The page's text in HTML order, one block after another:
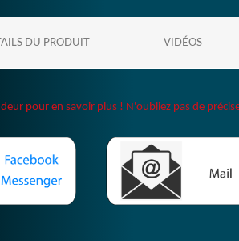
DU PRODUIT VIDÉOS
pour en savoir plus ! N'oubliez pas de